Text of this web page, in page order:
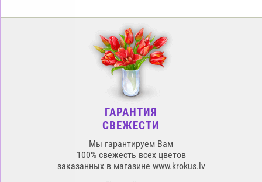
ГАРАНТИЯ
СВЕЖЕСТИ
Мы гарантируем Вам
100% свежесть всех цветов
заказанных в магазине www.krokus.lv